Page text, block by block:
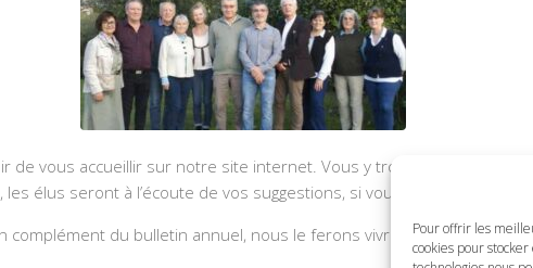
Pour offrir les
cookies pour
de vous accueillir sur notre site internet. Vous y trouverez les
élus seront à l’écoute de vos suggestions, si vous souhaitez
complément du bulletin annuel, nous le ferons vivre et il sera